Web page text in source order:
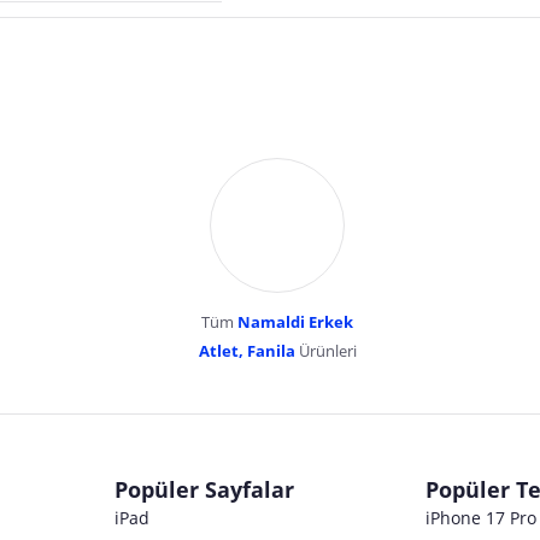
Tüm Namaldi Erkek
Atlet, Fanila Ürünleri
Popüler Sayfalar
iPad
Popüler
iPhone 17